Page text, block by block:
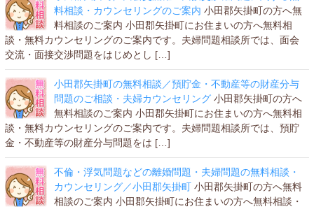
料相談・カウンセリングのご案内 小田郡矢掛町の方へ無
料相談のご案内 小田郡矢掛町にお住まいの方へ無料相
談・無料カウンセリングのご案内です。夫婦問題相談所では、面会
交流・面接交渉問題をはじめとし […]
小田郡矢掛町の無料相談／預貯金・不動産等の財産分与
問題のご相談・夫婦カウンセリング 小田郡矢掛町の方へ
無料相談のご案内 小田郡矢掛町にお住まいの方へ無料相
談・無料カウンセリングのご案内です。夫婦問題相談所では、預貯
金・不動産等の財産分与問題をは […]
不倫・浮気問題などの離婚問題・夫婦問題の無料相談・
カウンセリング／小田郡矢掛町 小田郡矢掛町の方へ無料
相談のご案内 小田郡矢掛町にお住まいの方へ無料相談・